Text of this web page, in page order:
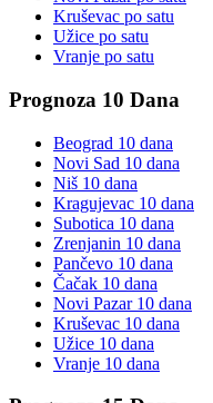
Kruševac po satu
Užice po satu
Vranje po satu
Prognoza 10 Dana
Beograd 10 dana
Novi Sad 10 dana
Niš 10 dana
Kragujevac 10 dana
Subotica 10 dana
Zrenjanin 10 dana
Pančevo 10 dana
Čačak 10 dana
Novi Pazar10 dana
Kruševac 10 dana
Užice 10 dana
Vranje 10 dana